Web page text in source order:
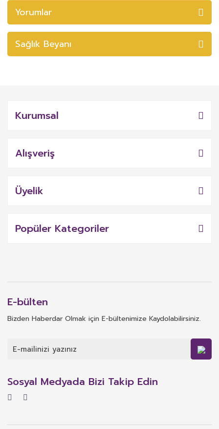
Yorumlar
Sağlık Beyanı
Kurumsal
Alışveriş
Üyelik
Popüler Kategoriler
E-bülten
Bizden Haberdar Olmak için E-bültenimize Kaydolabilirsiniz.
Sosyal Medyada Bizi Takip Edin